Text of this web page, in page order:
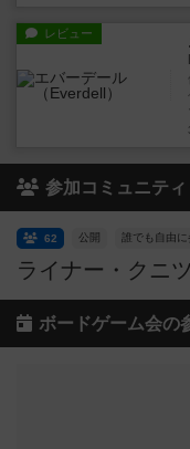
レビュー
参加コミュニティ
公開 誰でも自由に
62
ボードゲーム会の